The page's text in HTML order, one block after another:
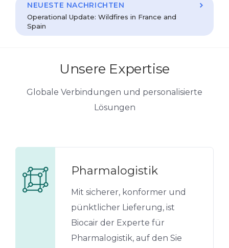
NEUESTE NACHRICHTEN
Operational Update: Wildfires in France and
Spain
Unsere Expertise
Globale Verbindungen und personalisierte
Lösungen
Pharmalogistik
Mit sicherer, konformer und
pünktlicher Lieferung, ist
Biocair der Experte für
Pharmalogistik, auf den Sie